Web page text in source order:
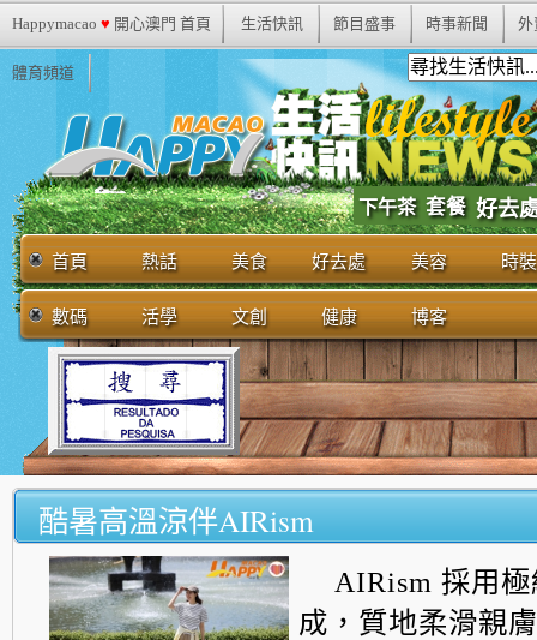
Happymacao ♥ 開心澳門 首頁 生活快訊 節目盛事 時事新聞 外
體育頻道
下午茶 套餐 好去
首頁 熱話 美食 好去處 美容 時裝
數碼 活學 文創 健康 博客
酷暑高溫涼伴AIRism
AIRism 採用
成，質地柔滑親